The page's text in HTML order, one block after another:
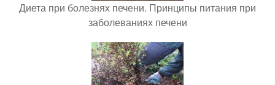
Диета при болезнях печени. Принципы питания при
заболеваниях печени